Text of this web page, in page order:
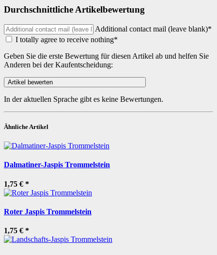
Durchschnittliche Artikelbewertung
Additional contact mail (leave blank)*
I totally agree to receive nothing*
Geben Sie die erste Bewertung für diesen Artikel ab und helfen Sie
Anderen bei der Kaufentscheidung:
In der aktuellen Sprache gibt es keine Bewertungen.
Ähnliche Artikel
Dalmatiner-Jaspis Trommelstein
1,75 € *
Roter Jaspis Trommelstein
1,75 € *